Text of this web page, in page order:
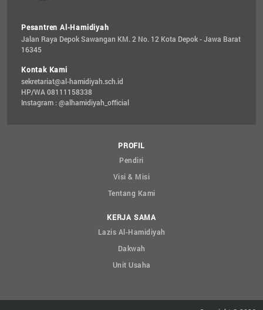
Pesantren Al-Hamidiyah
Jalan Raya Depok Sawangan KM. 2 No. 12 Kota Depok - Jawa Barat
16345
Kontak Kami
sekretariat@al-hamidiyah.sch.id
HP/WA 08111158338
Instagram : @alhamidiyah_official
PROFIL
Pendiri
Visi & Misi
Tentang Kami
KERJA SAMA
Lazis Al-Hamidiyah
Dakwah
Unit Usaha